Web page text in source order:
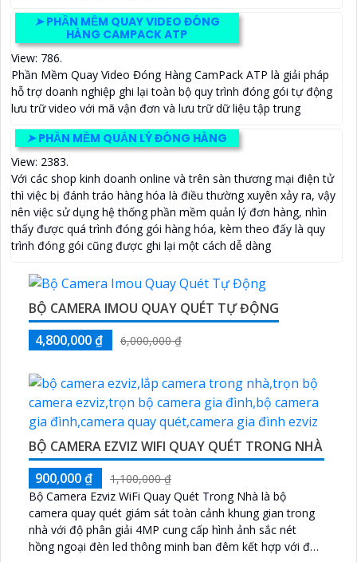
➤PHẦN MỀM QUAY VIDEO ĐÓNG
HÀNG CAMPACK ATP
View: 786.
Phần Mềm Quay Video Đóng Hàng CamPack ATP là giải pháp
hỗ trợ doanh nghiệp ghi lại toàn bộ quy trình đóng gói tự động
lưu trữ video với mã vận đơn và lưu trữ dữ liệu tập trung
➤PHẦN MỀM QUẢN LÝ ĐÓNG HÀNG
View: 2383.
Với các shop kinh doanh online và trên sàn thương mại điện tử
thì việc bị đánh tráo hàng hóa là điều thường xuyên xảy ra, vậy
nên việc sử dụng hệ thống phần mềm quản lý đơn hàng, nhìn
thấy được quá trình đóng gói hàng hóa, kèm theo đấy là quy
trình đóng gói cũng được ghi lại một cách dễ dàng
BỘ CAMERA IMOU QUAY QUÉT TỰ ĐỘNG
4,800,000 ₫
6,000,000 ₫
BỘ CAMERA EZVIZ WIFI QUAY QUÉT TRONG NHÀ
900,000 ₫
1,100,000 ₫
Bộ Camera Ezviz WiFi Quay Quét Trong Nhà là bộ
camera quay quét giám sát toàn cảnh khung gian trong
nhà với độ phân giải 4MP cung cấp hình ảnh sắc nét
hồng ngoại đèn led thông minh ban đêm kết hợp với đầu